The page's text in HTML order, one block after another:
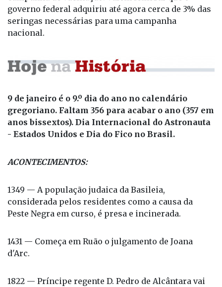
governo federal adquiriu até agora cerca de 3% das
seringas necessárias para uma campanha
nacional.
9 de janeiro é o 9.º dia do ano no calendário
gregoriano. Faltam 356 para acabar o ano (357 em
anos bissextos). Dia Internacional do Astronauta
- Estados Unidos e Dia do Fico no Brasil.
ACONTECIMENTOS:
1349 — A população judaica da Basileia,
considerada pelos residentes como a causa da
Peste Negra em curso, é presa e incinerada.
1431 — Começa em Ruão o julgamento de Joana
d'Arc.
1822 — Príncipe regente D. Pedro de Alcântara vai